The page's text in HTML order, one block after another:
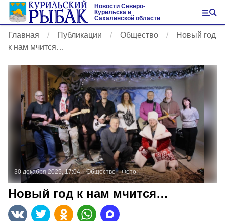
Новости Северо-
Курильска и
Сахалинской области
Главная Публикации Общество
Новый год
к нам мчится…
30 декабря 2025, 17:04 Общество Фото:
Новый год к нам мчится…